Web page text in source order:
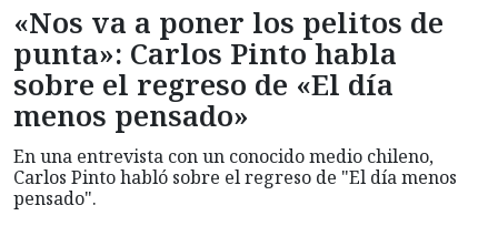
«Nos va a poner los pelitos de
punta»: Carlos Pinto habla
sobre el regreso de «El día
menos pensado»
En una entrevista con un conocido medio chileno,
Carlos Pinto habló sobre el regreso de "El día menos
pensado".